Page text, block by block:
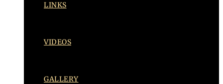
LINKS
VIDEOS
GALLERY